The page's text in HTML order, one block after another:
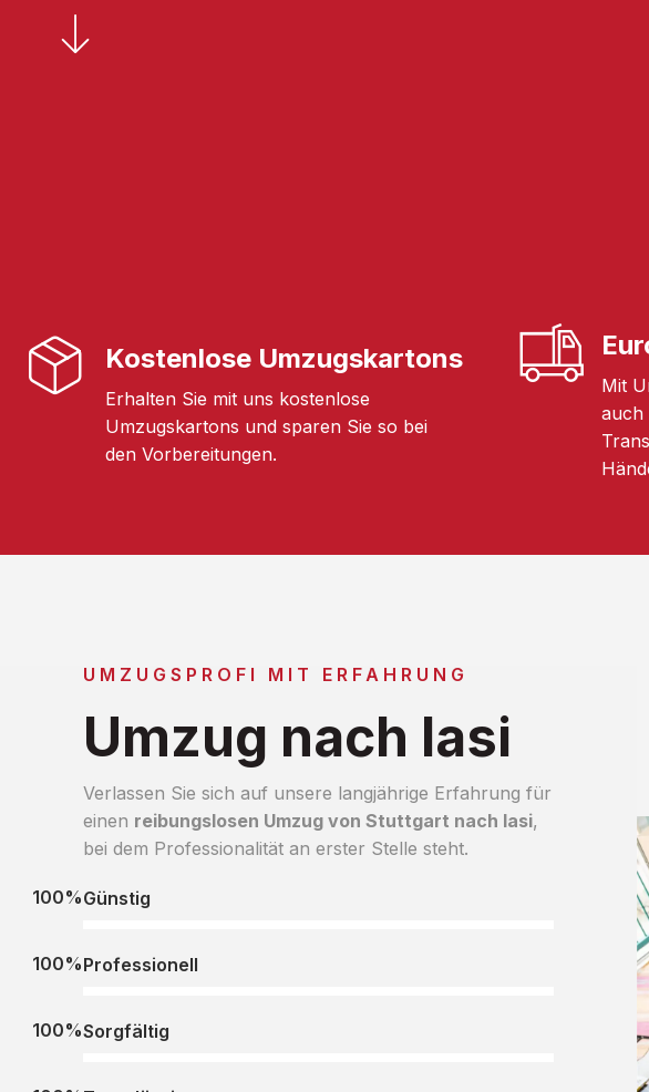
Kostenlose Umzugskartons
Erhalten Sie mit uns kostenlose
Umzugskartons und sparen Sie so bei
den Vorbereitungen.
Mit
auch
UMZUGSPROFI MIT ERFAHRUNG
Umzug nach Iasi
Verlassen Sie sich auf unsere langjährige Erfahrung für
einen reibungslosen Umzug von Stuttgart nach Iasi,
bei dem Professionalität an erster Stelle steht.
Günstig
100%
Professionell
100%
Sorgfältig
100%